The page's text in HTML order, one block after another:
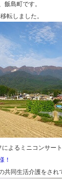
飯島町です。
転しました。
よるミニコンサート
！
同生活介護をされ